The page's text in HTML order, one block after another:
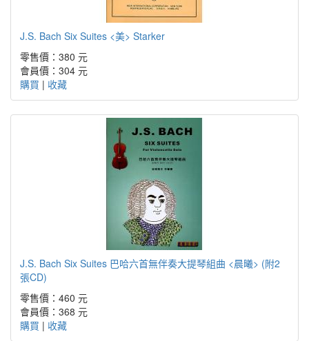
J.S. Bach Six Suites <美> Starker
零售價：380 元
會員價：304 元
購買 | 收藏
J.S. Bach Six Suites 巴哈六首無伴奏大提琴組曲 <晨曦> (附2
張CD)
零售價：460 元
會員價：368 元
購買 | 收藏